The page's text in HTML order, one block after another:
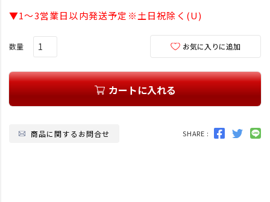
須
▼1～3営業日以内発送予定※土日祝除く(U)
お気に入りに追加
カートに入れる
商品に関するお問合せ SHARE :